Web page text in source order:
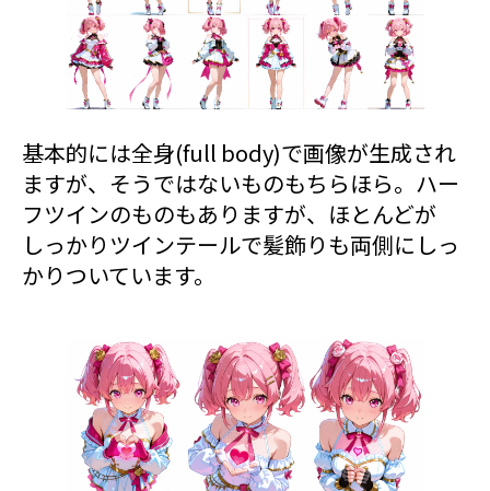
基本的には全身(full body)で画像が生成され
ますが、そうではないものもちらほら。ハー
フツインのものもありますが、ほとんどが
しっかりツインテールで髪飾りも両側にしっ
かりついています。